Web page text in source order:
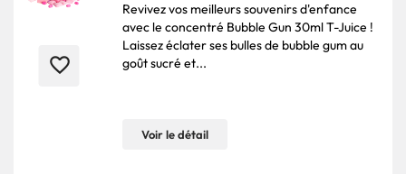
favorite_border
Revivez vos meilleurs souvenirs d'enfance
avec le concentré Bubble Gun 30ml T-Juice !
Laissez éclater ses bulles de bubble gum au
goût sucré et...
Voir le détail